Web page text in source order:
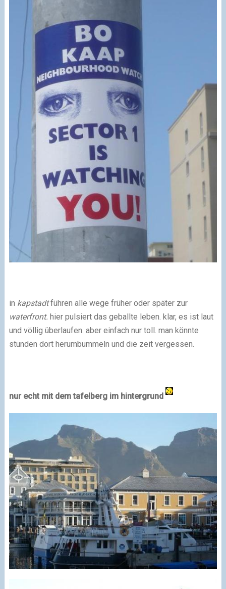
in kapstadtführen alle wege früher oder später zur
waterfront. hier pulsiert das geballte leben. klar, es ist laut
und völlig überlaufen. aber einfach nur toll. man könnte
stunden dort herumbummeln und die zeit vergessen.
nur echt mit dem tafelberg im hintergrund